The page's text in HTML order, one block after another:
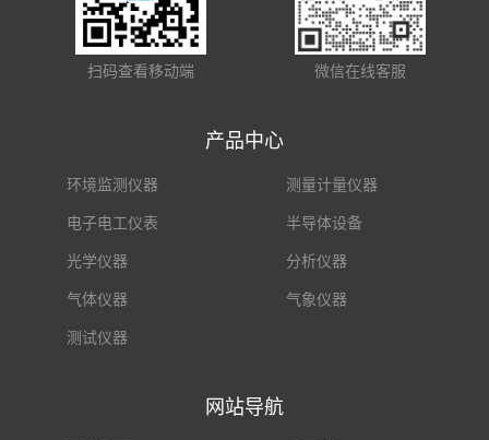
扫码查看移动端 微信在线客服
产品中心
环境监测仪器 测量计量仪器
电子电工仪表 半导体设备
光学仪器 分析仪器
气体仪器 气象仪器
测试仪器
网站导航